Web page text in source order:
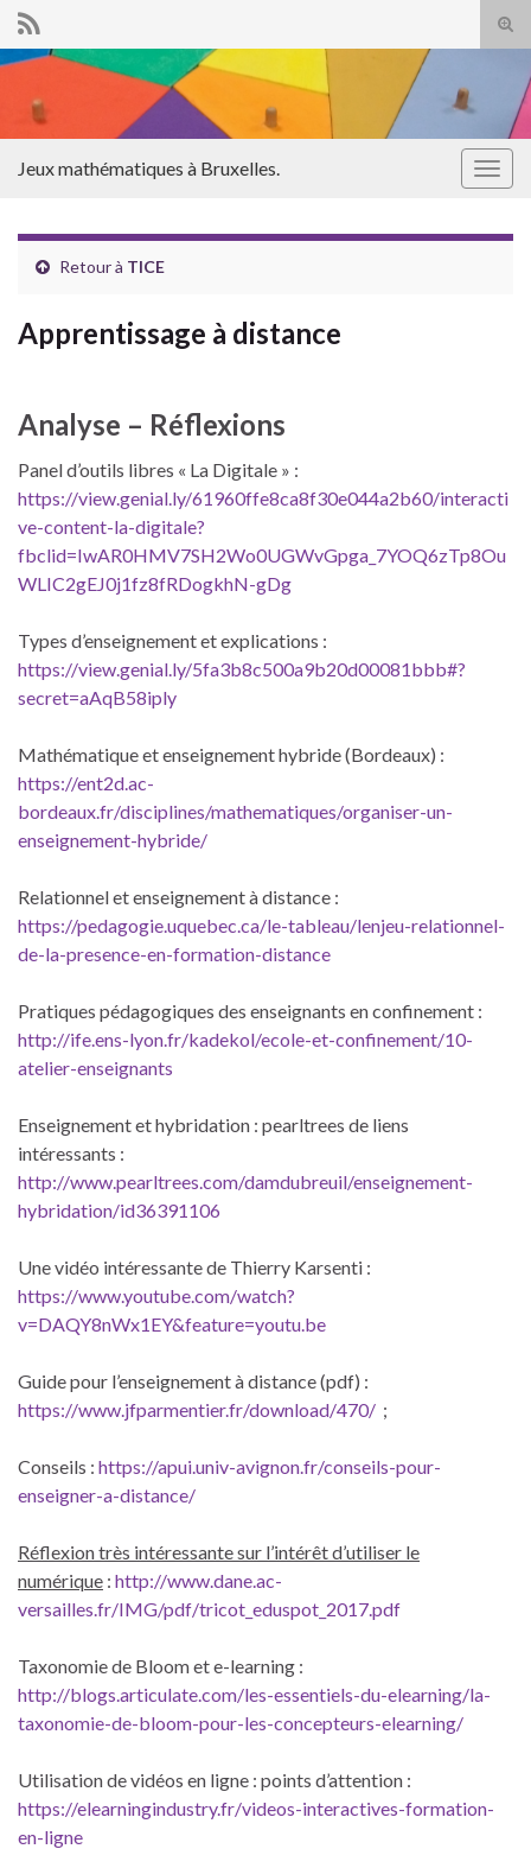
Search for:
Jeux mathématiques à Bruxelles.
Retour à TICE
Apprentissage à distance
Analyse – Réflexions
Panel d’outils libres « La Digitale » :
https://view.genial.ly/61960ffe8ca8f30e044a2b60/interacti
ve-content-la-digitale?
fbclid=IwAR0HMV7SH2Wo0UGWvGpga_7YOQ6zTp8Ou
WLIC2gEJ0j1fz8fRDogkhN-gDg
Types d’enseignement et explications :
https://view.genial.ly/5fa3b8c500a9b20d00081bbb#?
secret=aAqB58iply
Mathématique et enseignement hybride (Bordeaux) :
https://ent2d.ac-
bordeaux.fr/disciplines/mathematiques/organiser-un-
enseignement-hybride/
Relationnel et enseignement à distance :
https://pedagogie.uquebec.ca/le-tableau/lenjeu-relationnel-
de-la-presence-en-formation-distance
Pratiques pédagogiques des enseignants en confinement :
http://ife.ens-lyon.fr/kadekol/ecole-et-confinement/10-
atelier-enseignants
Enseignement et hybridation : pearltrees de liens
intéressants :
http://www.pearltrees.com/damdubreuil/enseignement-
hybridation/id36391106
Une vidéo intéressante de Thierry Karsenti :
https://www.youtube.com/watch?
v=DAQY8nWx1EY&feature=youtu.be
Guide pour l’enseignement à distance (pdf) :
https://www.jfparmentier.fr/download/470/ ;
Conseils : https://apui.univ-avignon.fr/conseils-pour-
enseigner-a-distance/
Réflexion très intéressante sur l’intérêt d’utiliser le
numérique : http://www.dane.ac-
versailles.fr/IMG/pdf/tricot_eduspot_2017.pdf
Taxonomie de Bloom et e-learning :
http://blogs.articulate.com/les-essentiels-du-elearning/la-
taxonomie-de-bloom-pour-les-concepteurs-elearning/
Utilisation de vidéos en ligne : points d’attention :
https://elearningindustry.fr/videos-interactives-formation-
en-ligne